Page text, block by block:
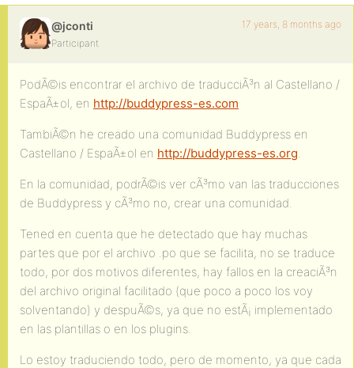
@jconti
Participant
17 years, 8 months ago
PodÃ©is encontrar el archivo de traducciÃ³n al Castellano /
EspaÃ±ol, en http://buddypress-es.com
TambiÃ©n he creado una comunidad Buddypress en
Castellano / EspaÃ±ol en http://buddypress-es.org.
En la comunidad, podrÃ©is ver cÃ³mo van las traducciones
de Buddypress y cÃ³mo no, crear una comunidad.
Tened en cuenta que he detectado que hay muchas
partes que por el archivo .po que se facilita, no se traduce
todo, por dos motivos diferentes, hay fallos en la creaciÃ³n
del archivo original facilitado (que poco a poco los voy
solventando) y despuÃ©s, ya que no estÃ¡ implementado
en las plantillas o en los plugins.
Lo estoy traduciendo todo, pero de momento, ya que cada